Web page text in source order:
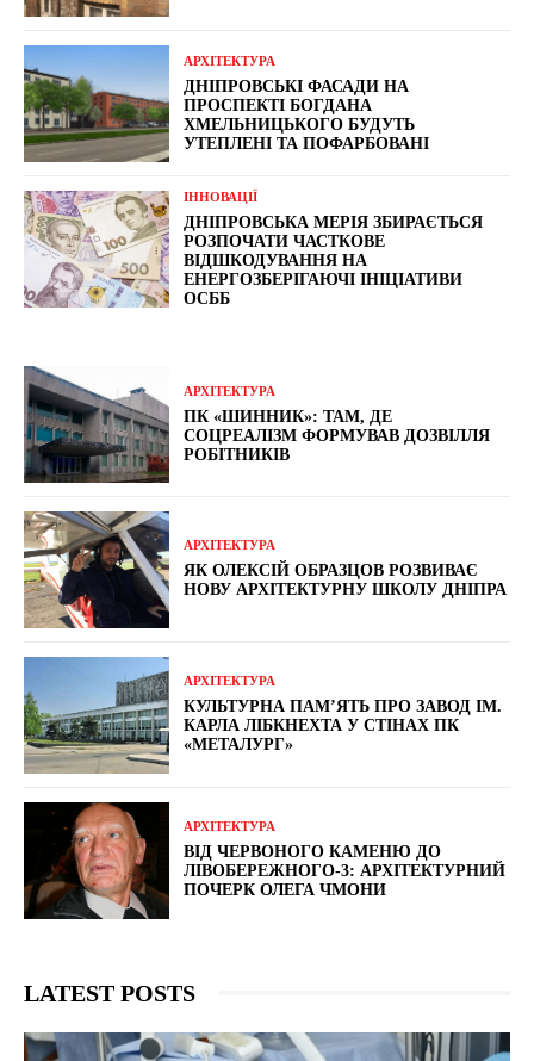
АРХІТЕКТУРА
ДНІПРОВСЬКІ ФАСАДИ НА
ПРОСПЕКТІ БОГДАНА
ХМЕЛЬНИЦЬКОГО БУДУТЬ
УТЕПЛЕНІ ТА ПОФАРБОВАНІ
ІННОВАЦІЇ
ДНІПРОВСЬКА МЕРІЯ ЗБИРАЄТЬСЯ
РОЗПОЧАТИ ЧАСТКОВЕ
ВІДШКОДУВАННЯ НА
ЕНЕРГОЗБЕРІГАЮЧІ ІНІЦІАТИВИ
ОСББ
АРХІТЕКТУРА
ПК «ШИННИК»: ТАМ, ДЕ
СОЦРЕАЛІЗМ ФОРМУВАВ ДОЗВІЛЛЯ
РОБІТНИКІВ
АРХІТЕКТУРА
ЯК ОЛЕКСІЙ ОБРАЗЦОВ РОЗВИВАЄ
НОВУ АРХІТЕКТУРНУ ШКОЛУ ДНІПРА
АРХІТЕКТУРА
КУЛЬТУРНА ПАМ’ЯТЬ ПРО ЗАВОД ІМ.
КАРЛА ЛІБКНЕХТА У СТІНАХ ПК
«МЕТАЛУРГ»
АРХІТЕКТУРА
ВІД ЧЕРВОНОГО КАМЕНЮ ДО
ЛІВОБЕРЕЖНОГО-3: АРХІТЕКТУРНИЙ
ПОЧЕРК ОЛЕГА ЧМОНИ
LATEST POSTS